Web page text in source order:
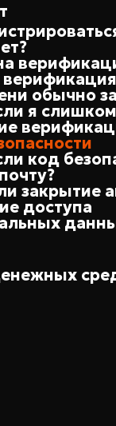
обычно
я
код
закрытие
доступа